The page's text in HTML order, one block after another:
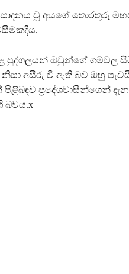
වූ අයගේ තොරතුරු
ඔවුන්ගේ ගම්වල සිටී
අසීරු වී ඇති බව ඔහු
ප‍්‍රදේශවාසීන්ගෙන්
බවය.x